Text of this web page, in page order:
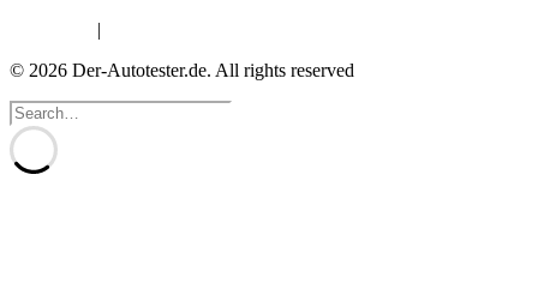
|
© 2026 Der-Autotester.de. All rights reserved